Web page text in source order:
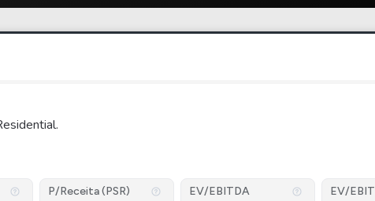
P/Receita (PSR) EV/EBITDA EV/EBIT